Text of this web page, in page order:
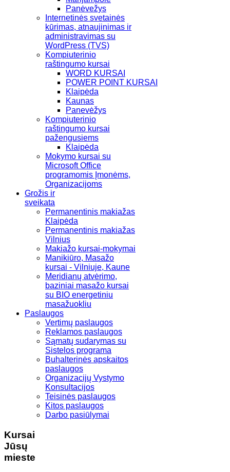
Panėvežys
Internetinės svetainės
kūrimas, atnaujinimas ir
administravimas su
WordPress (TVS)
Kompiuterinio
raštingumo kursai
WORD KURSAI
POWER POINT KURSAI
Klaipėda
Kaunas
Panevėžys
Kompiuterinio
raštingumo kursai
pažengusiems
Klaipėda
Mokymo kursai su
Microsoft Office
programomis Įmonėms,
Organizacijoms
Grožis ir
sveikata
Permanentinis makiažas
Klaipėda
Permanentinis makiažas
Vilnius
Makiažo kursai-mokymai
Manikiūro, Masažo
kursai - Vilniuje, Kaune
Meridianų atvėrimo,
baziniai masažo kursai
su BIO energetiniu
masažuokliu
Paslaugos
Vertimų paslaugos
Reklamos paslaugos
Sąmatų sudarymas su
Sistelos programa
Buhalterinės apskaitos
paslaugos
Organizacijų Vystymo
Konsultacijos
Teisinės paslaugos
Kitos paslaugos
Darbo pasiūlymai
Kursai
Jūsų
mieste